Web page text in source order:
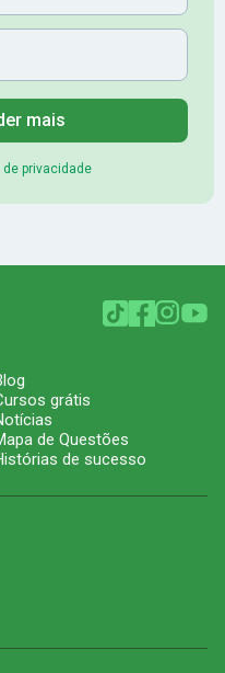
mais
de privacidade
grátis
de Questões
de sucesso